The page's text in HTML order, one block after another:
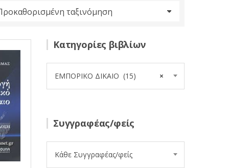
Κατηγορίες βιβλίων
×
ΕΜΠΟΡΙΚΟ ΔΙΚΑΙΟ (15)
Συγγραφέας/φείς
Κάθε Συγγραφέας/φείς